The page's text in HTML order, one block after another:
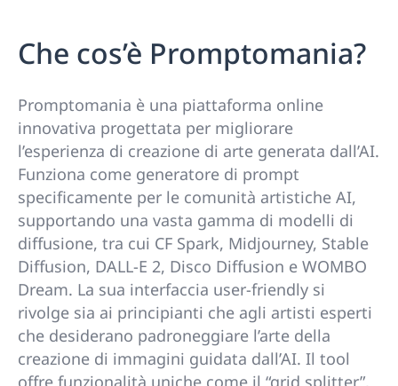
Che cos’è Promptomania?
Promptomania è una piattaforma online
innovativa progettata per migliorare
l’esperienza di creazione di arte generata dall’AI.
Funziona come generatore di prompt
specificamente per le comunità artistiche AI,
supportando una vasta gamma di modelli di
diffusione, tra cui CF Spark, Midjourney, Stable
Diffusion, DALL-E 2, Disco Diffusion e WOMBO
Dream. La sua interfaccia user-friendly si
rivolge sia ai principianti che agli artisti esperti
che desiderano padroneggiare l’arte della
creazione di immagini guidata dall’AI. Il tool